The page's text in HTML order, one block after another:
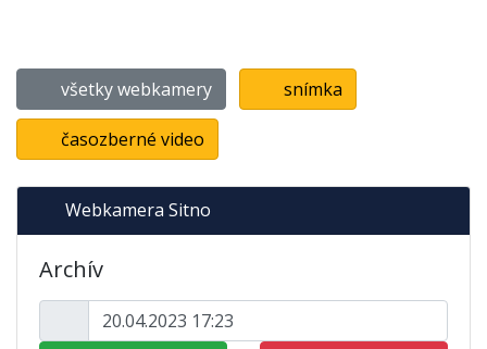
všetky webkamery snímka
časozberné video
Webkamera Sitno
Archív